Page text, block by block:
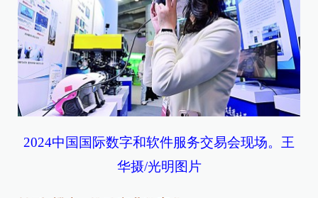
2024中国国际数字和软件服务交易会现场。王
华摄/光明图片